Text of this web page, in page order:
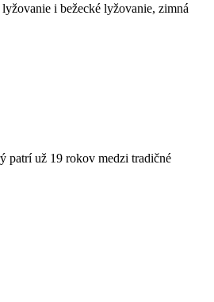
i bežecké lyžovanie, zimná
patrí už 19 rokov medzi tradičné